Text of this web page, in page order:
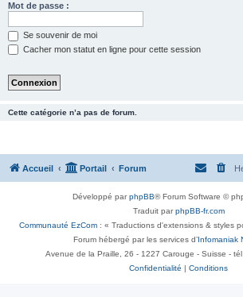
Mot de passe :
Se souvenir de moi
Cacher mon statut en ligne pour cette session
Cette catégorie n’a pas de forum.
Accueil Portail Forum
Développé parphpBB® Forum Software ©
Traduit parphpBB-fr.com
Communauté EzCom : « Traductions d'extensions & styles
Forum hébergé par les services d’ Infomaniak
Avenue de la Praille, 26 - 1227 Carouge - Suisse -
Confidentialité
Conditions